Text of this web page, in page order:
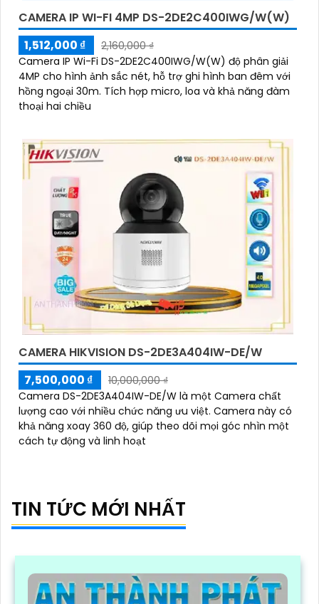
CAMERA IP WI-FI 4MP DS-2DE2C400IWG/W(W)
1,512,000 ₫
2,160,000 ₫
Camera IP Wi-Fi DS-2DE2C400IWG/W(W) độ phân giải
4MP cho hình ảnh sắc nét, hỗ trợ ghi hình ban đêm với
hồng ngoại 30m. Tích hợp micro, loa và khả năng đàm
thoại hai chiều
CAMERA HIKVISION DS-2DE3A404IW-DE/W
7,500,000 ₫
10,000,000 ₫
Camera DS-2DE3A404IW-DE/W là một Camera chất
lượng cao với nhiều chức năng ưu việt. Camera này có
khả năng xoay 360 độ, giúp theo dõi mọi góc nhìn một
cách tự động và linh hoạt
TIN TỨC MỚI NHẤT